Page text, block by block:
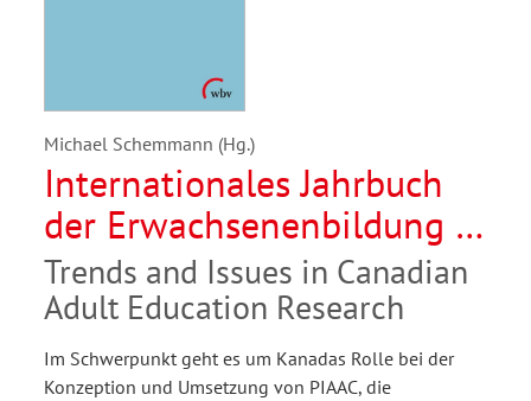
Michael Schemmann (Hg.)
Internationales Jahrbuch
der Erwachsenenbildung /
International Yearbook of
Adult Education 2018
Trends and Issues in Canadian
Adult Education Research
Im Schwerpunkt geht es um Kanadas Rolle bei der
Konzeption und Umsetzung von PIAAC, die